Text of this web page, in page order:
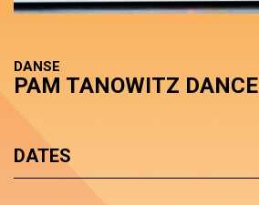
DANSE
PAM TANOWITZ DANCE
DATES